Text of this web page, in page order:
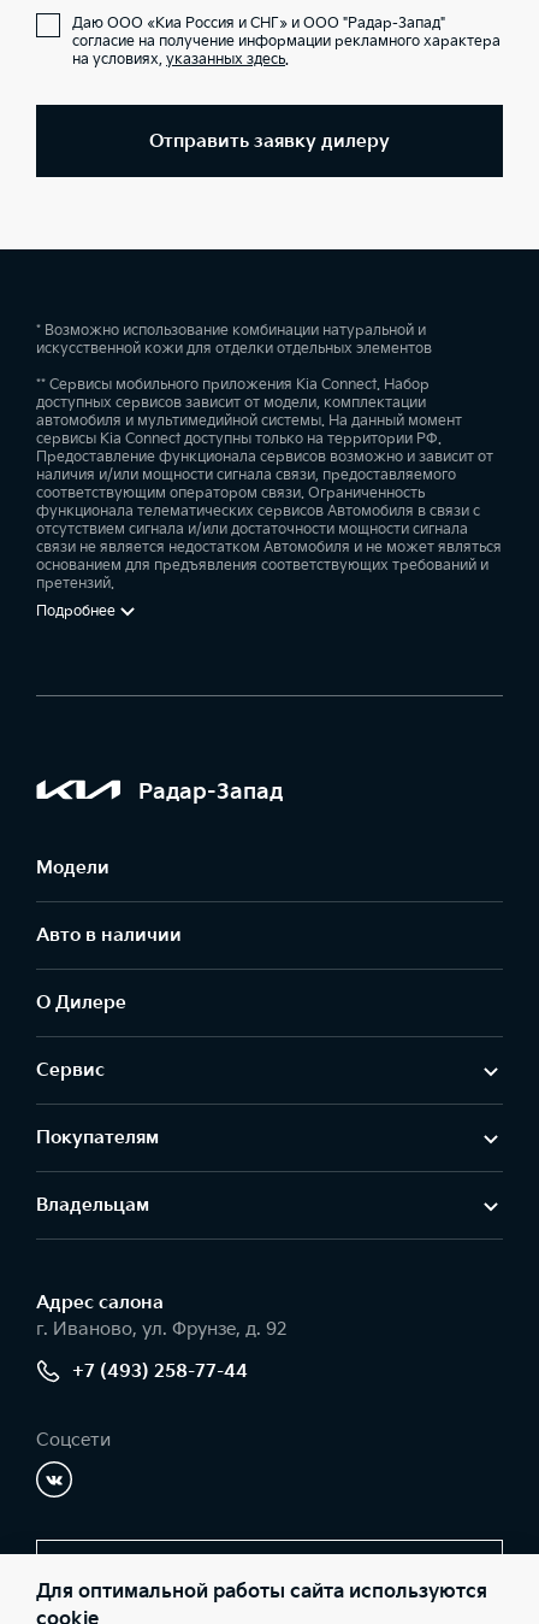
Даю ООО «Киа Россия и СНГ» и ООО "Радар-Запад"
согласие на получение информации рекламного характера
на условиях, указанных здесь.
Отправить заявку дилеру
* Возможно использование комбинации натуральной и
искусственной кожи для отделки отдельных элементов
** Сервисы мобильного приложения Kia Connect. Набор
доступных сервисов зависит от модели, комплектации
автомобиля и мультимедийной системы. На данный момент
сервисы Kia Connect доступны только на территории РФ.
Предоставление функционала сервисов возможно и зависит от
наличия и/или мощности сигнала связи, предоставляемого
соответствующим оператором связи. Ограниченность
функционала телематических сервисов Автомобиля в связи с
отсутствием сигнала и/или достаточности мощности сигнала
связи не является недостатком Автомобиля и не может являться
основанием для предъявления соответствующих требований и
претензий.
Подробнее
Радар-Запад
Модели
Авто в наличии
О Дилере
Сервис
Покупателям
Владельцам
Адрес салонa
г. Иваново, ул. Фрунзе, д. 92
+7 (493) 258-77-44
Соцсети
Для оптимальной работы сайта используются
cookie